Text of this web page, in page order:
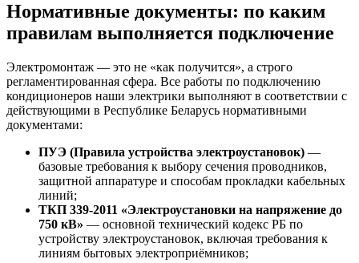
Нормативные документы: по каким
правилам выполняется подключение
Электромонтаж — это не «как получится», а строго
регламентированная сфера. Все работы по подключению
кондиционеров наши электрики выполняют в соответствии с
действующими в Республике Беларусь нормативными
документами:
ПУЭ (Правила устройства электроустановок) —
базовые требования к выбору сечения проводников,
защитной аппаратуре и способам прокладки кабельных
линий;
ТКП 339-2011 «Электроустановки на напряжение до
750 кВ» — основной технический кодекс РБ по
устройству электроустановок, включая требования к
линиям бытовых электроприёмников;